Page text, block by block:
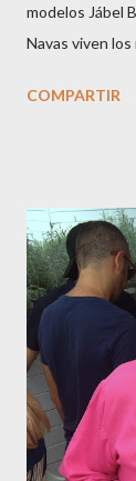
modelos Jábel
Navas viven
M ateo nació
haciéndole
campeona,
guardar reposo
gestación
mamá feliz.
sido el
pasarelas ...
COMPARTIR